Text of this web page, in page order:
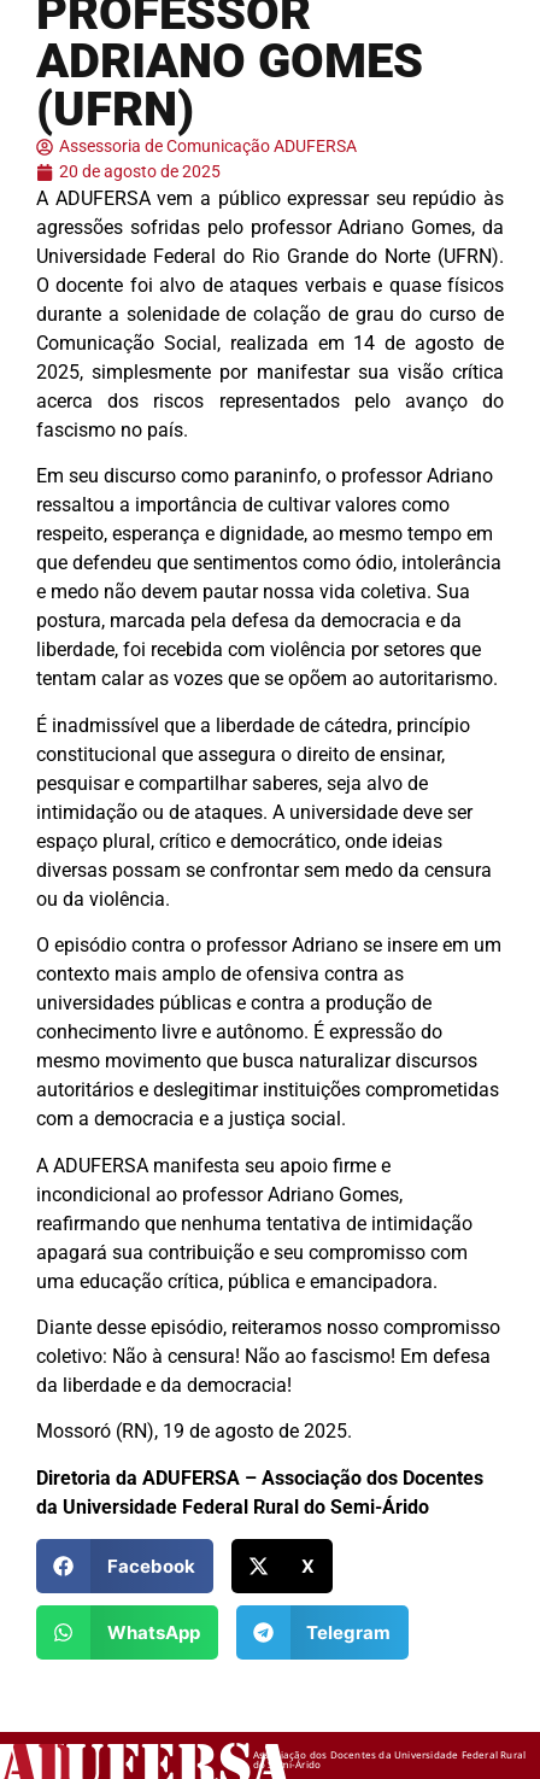
PROFESSOR
ADRIANO GOMES
(UFRN)
Assessoria de Comunicação ADUFERSA
20 de agosto de 2025
A ADUFERSA vem a público expressar seu repúdio às
agressões sofridas pelo professor Adriano Gomes, da
Universidade Federal do Rio Grande do Norte (UFRN).
O docente foi alvo de ataques verbais e quase físicos
durante a solenidade de colação de grau do curso de
Comunicação Social, realizada em 14 de agosto de
2025, simplesmente por manifestar sua visão crítica
acerca dos riscos representados pelo avanço do
fascismo no país.
Em seu discurso como paraninfo, o professor Adriano
ressaltou a importância de cultivar valores como
respeito, esperança e dignidade, ao mesmo tempo em
que defendeu que sentimentos como ódio, intolerância
e medo não devem pautar nossa vida coletiva. Sua
postura, marcada pela defesa da democracia e da
liberdade, foi recebida com violência por setores que
tentam calar as vozes que se opõem ao autoritarismo.
É inadmissível que a liberdade de cátedra, princípio
constitucional que assegura o direito de ensinar,
pesquisar e compartilhar saberes, seja alvo de
intimidação ou de ataques. A universidade deve ser
espaço plural, crítico e democrático, onde ideias
diversas possam se confrontar sem medo da censura
ou da violência.
O episódio contra o professor Adriano se insere em um
contexto mais amplo de ofensiva contra as
universidades públicas e contra a produção de
conhecimento livre e autônomo. É expressão do
mesmo movimento que busca naturalizar discursos
autoritários e deslegitimar instituições comprometidas
com a democracia e a justiça social.
A ADUFERSA manifesta seu apoio firme e
incondicional ao professor Adriano Gomes,
reafirmando que nenhuma tentativa de intimidação
apagará sua contribuição e seu compromisso com
uma educação crítica, pública e emancipadora.
Diante desse episódio, reiteramos nosso compromisso
coletivo: Não à censura! Não ao fascismo! Em defesa
da liberdade e da democracia!
Mossoró (RN), 19 de agosto de 2025.
Diretoria da ADUFERSA – Associação dos Docentes
da Universidade Federal Rural do Semi-Árido
Facebook X
WhatsApp Telegram
Associação dos Docentes da Universidade Federal Rural
do Semi-Árido